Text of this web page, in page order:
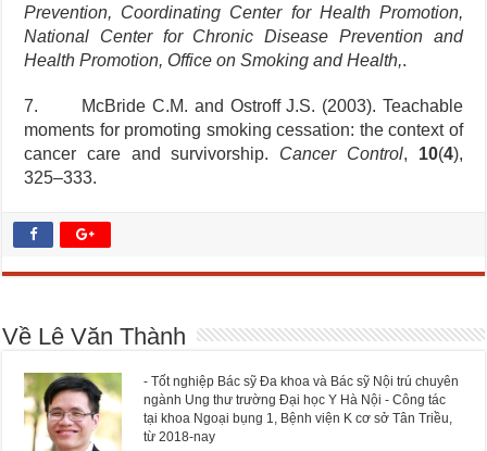
Prevention, Coordinating Center for Health Promotion,
National Center for Chronic Disease Prevention and
Health Promotion, Office on Smoking and Health,.
7. McBride C.M. and Ostroff J.S. (2003). Teachable
moments for promoting smoking cessation: the context of
cancer care and survivorship. Cancer Control, 10(4),
325–333.
Về Lê Văn Thành
- Tốt nghiệp Bác sỹ Đa khoa và Bác sỹ Nội trú chuyên
ngành Ung thư trường Đại học Y Hà Nội - Công tác
tại khoa Ngoại bụng 1, Bệnh viện K cơ sở Tân Triều,
từ 2018-nay